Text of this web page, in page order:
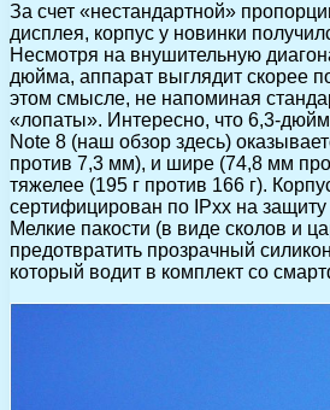
За счет «нестандартной»
дисплея, корпус у новинки
Несмотря на внушительную
дюйма, аппарат выглядит скорее
этом смысле, не напоминая
«лопаты». Интересно, что 6,3-
Note 8 (наш обзор здесь)
против 7,3 мм), и шире (74,8 мм
тяжелее (195 г против 166 г).
сертифицирован по IPxx на защиту
Мелкие пакости (в виде сколов и
предотвратить прозрачный
который водит в комплект со